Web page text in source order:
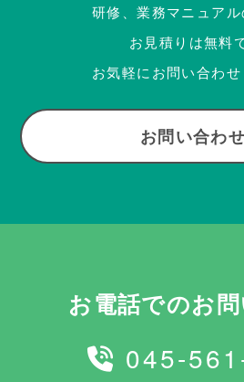
研修、業務マニュアル
お見積りは無料
お気軽にお問い合わせ
お問い合わせ
お電話でのお
045-